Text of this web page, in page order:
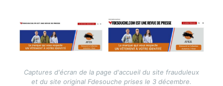
Image
Captures d'écran de la page d'accueil du site frauduleux
et du site original Fdesouche prises le 3 décembre.